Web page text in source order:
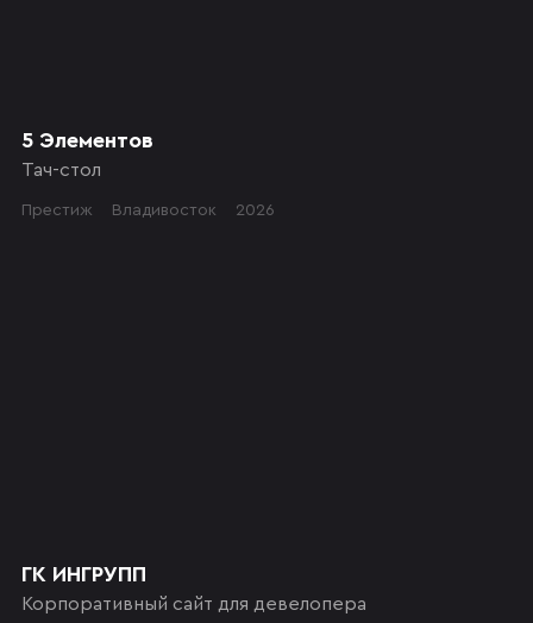
5 Элементов
Тач-стол
Престиж Владивосток 2026
ГК ИНГРУПП
Корпоративный сайт для девелопера